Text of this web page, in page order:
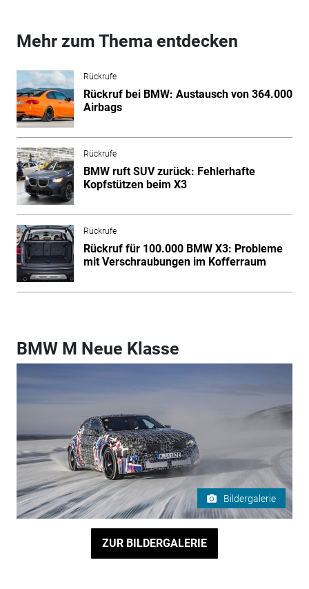
Mehr zum Thema entdecken
Rückrufe
Rückruf bei BMW: Austausch von 364.000
Airbags
Rückrufe
BMW ruft SUV zurück: Fehlerhafte
Kopfstützen beim X3
Rückrufe
Rückruf für 100.000 BMW X3: Probleme
mit Verschraubungen im Kofferraum
BMW M Neue Klasse
Bildergalerie
ZUR BILDERGALERIE